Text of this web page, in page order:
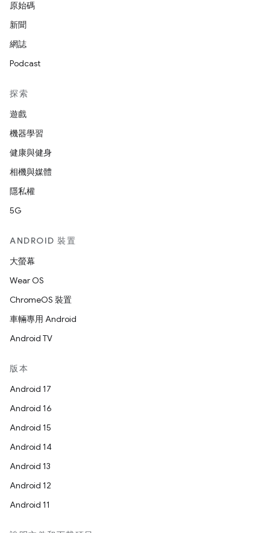
原始碼
新聞
網誌
Podcast
探索
遊戲
機器學習
健康與健身
相機與媒體
隱私權
5G
ANDROID 裝置
大螢幕
Wear OS
ChromeOS 裝置
車輛專用 Android
Android TV
版本
Android 17
Android 16
Android 15
Android 14
Android 13
Android 12
Android 11